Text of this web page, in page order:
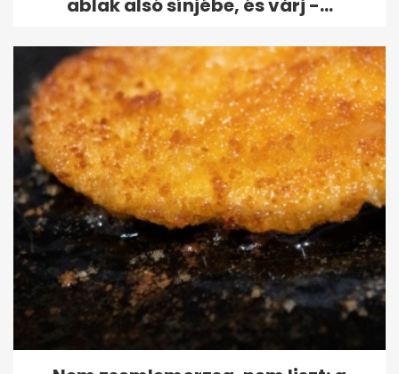
ablak alsó sínjébe, és várj -...